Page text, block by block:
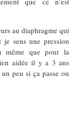
au diaphragme qui
je sens une pression
même que pour la
aidée il y a 3 ans
peu si ça passe ou